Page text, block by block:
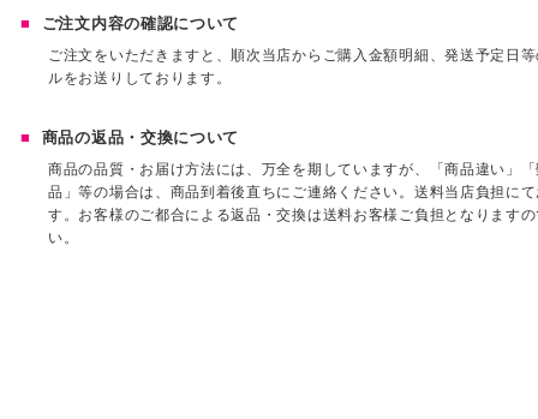
ご注文内容の確認について
ご注文をいただきますと、順次当店からご購入金額明細、発送予定日
ルをお送りしております。
商品の返品・交換について
商品の品質・お届け方法には、万全を期していますが、「商品違い」
品」等の場合は、商品到着後直ちにご連絡ください。送料当店負担に
す。お客様のご都合による返品・交換は送料お客様ご負担となります
い。